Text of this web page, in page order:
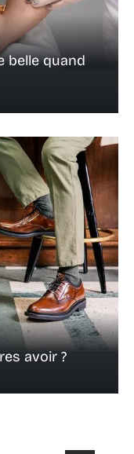
belle quand
avoir ?